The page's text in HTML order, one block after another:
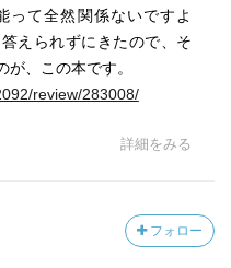
て全然関係ないですよ
えられずにきたので、そ
、この本です。
review/283008/
詳細をみる
フォロー